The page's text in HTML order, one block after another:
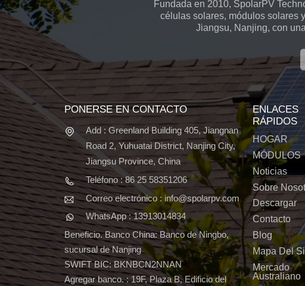
Fundada en 2010, SpolarPV
células solares, módulos solares
Jiangsu, Nanjing, con
PONERSE EN CONTACTO
Add : Greenland Building 405, Jiangnan
Road 2, Yuhuatai District, Nanjing City,
Jiangsu Province, China
Teléfono : 86 25 58351206
Correo electrónico : info@spolarpv.com
WhatsApp : 13913014834
Beneficio. Banco China: Banco de Ningbo,
sucursal de Nanjing
SWIFT BIC: BKNBCN2NNAN
Agregar banco. : 19F, Plaza B, Edificio del
ENLACES
RÁPIDOS
HOGAR
MÓDULOS
Noticias
Sobre
Descargar
Contacto
Blog
Mapa Del
Mercado
Australiano